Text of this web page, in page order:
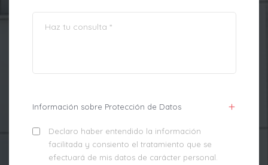
Información sobre Protección de Datos
Declaro haber entendido la información
facilitada y consiento el tratamiento que se
efectuará de mis datos de carácter personal.